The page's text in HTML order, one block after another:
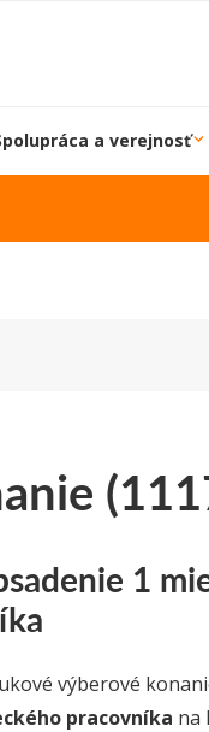
a verejnosť
1
výberové
pracovníka na